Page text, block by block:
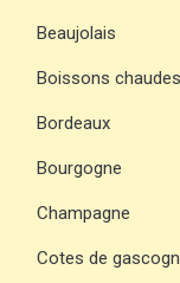
Beaujolais
Boissons chaudes
Bordeaux
Bourgogne
Champagne
Cotes de